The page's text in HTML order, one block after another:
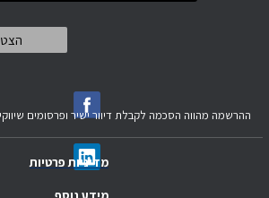
מדיניות פרטיות
ההרשמה מהווה הסכמה לקבלת דיוור ישיר ופרסומים